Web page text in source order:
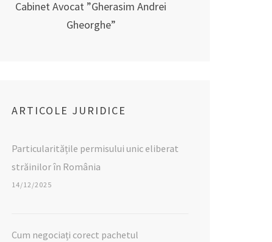
Cabinet Avocat ”Gherasim Andrei
Gheorghe”
ARTICOLE JURIDICE
Particularitățile permisului unic eliberat
străinilor în România
14/12/2025
Cum negociați corect pachetul